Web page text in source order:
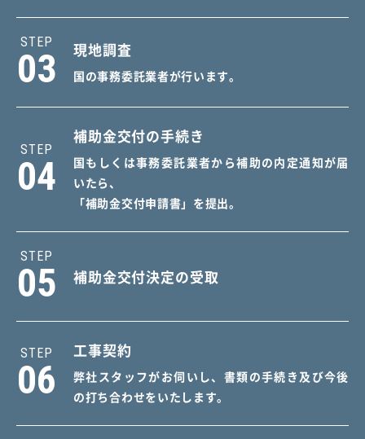
STEP
03 現地調査
国の事務委託業者が行います。
STEP
04
補助金交付の手続き
国もしくは事務委託業者から補助の内定通知が届
いたら、
「補助金交付申請書」を提出。
STEP
05 補助金交付決定の受取
STEP
06
工事契約
弊社スタッフがお伺いし、書類の手続き及び今後
の打ち合わせをいたします。